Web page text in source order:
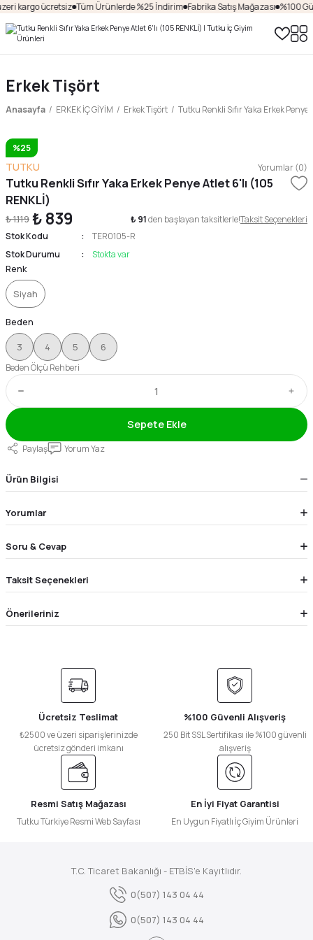
kargo ücretsiz Tüm Ürünlerde %25 İndirim Fabrika Satış Mağazası %100
Erkek Tişört
Anasayfa ERKEK İÇ GİYİM Erkek Tişört Tutku Renkli Sıfır Yaka Erkek
%25
TUTKU Yorumlar (0)
Tutku Renkli Sıfır Yaka Erkek Penye Atlet 6'lı (105
RENKLİ)
₺ 1.119 ₺ 839 ₺ 91den başlayan taksitlerle!Taksit Seçenekleri
Stok Kodu
TER0105-R
Stok Durumu
Stokta var
Renk
Siyah
Beden
3
4 5 6
Beden Ölçü Rehberi
Sepete Ekle
Paylaş Yorum Yaz
Ürün Bilgisi
Yorumlar
Soru & Cevap
Taksit Seçenekleri
Önerileriniz
Ücretsiz Teslimat
₺2500 ve üzeri siparişlerinizde
ücretsiz gönderi imkanı
%100 Güvenli Alışveriş
250 Bit SSL Sertifikası ile %100 güvenli
alışveriş
Resmi Satış Mağazası
Tutku Türkiye Resmi Web Sayfası
En İyi Fiyat Garantisi
En Uygun Fiyatlı İç Giyim Ürünleri
T.C. Ticaret Bakanlığı - ETBİS'e Kayıtlıdır.
0(507) 143 04 44
0(507) 143 04 44